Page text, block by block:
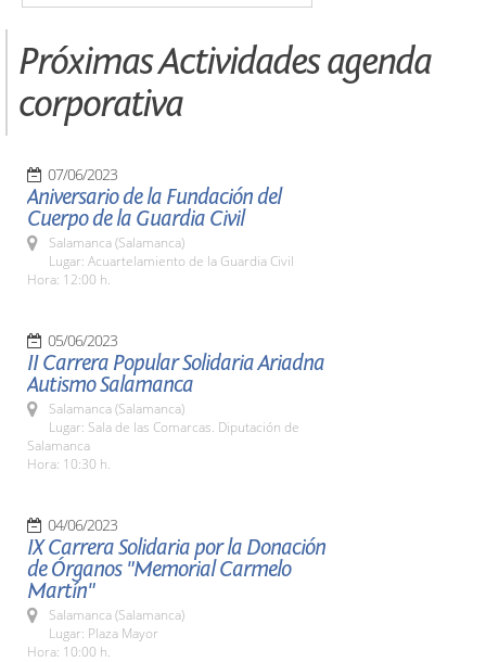
Próximas Actividades agenda
corporativa
07/06/2023
Aniversario de la Fundación del
Cuerpo de la Guardia Civil
Salamanca (Salamanca)
Lugar: Acuartelamiento de la Guardia Civil
Hora: 12:00 h.
05/06/2023
II Carrera Popular Solidaria Ariadna
Autismo Salamanca
Salamanca (Salamanca)
Lugar: Sala de las Comarcas. Diputación de
Salamanca
Hora: 10:30 h.
04/06/2023
IX Carrera Solidaria por la Donación
de Órganos "Memorial Carmelo
Martín"
Salamanca (Salamanca)
Lugar: Plaza Mayor
Hora: 10:00 h.